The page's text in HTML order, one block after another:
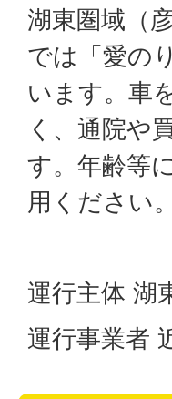
湖東圏域（
では「愛の
います。車
く、通院や
す。年齢等
用ください。
運行主体 湖
運行事業者